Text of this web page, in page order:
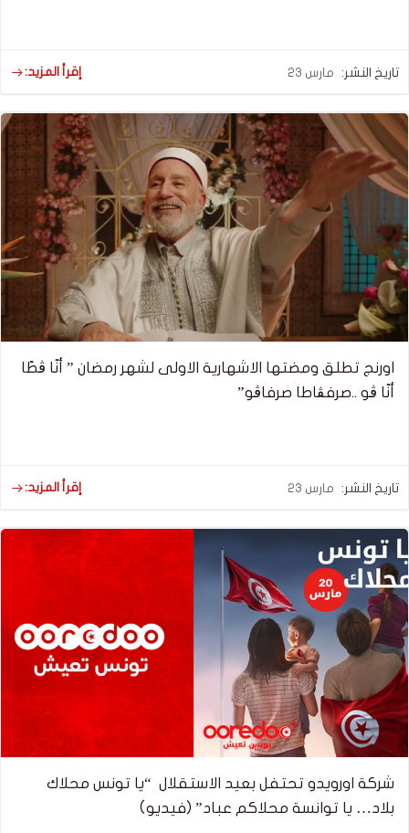
تاريخ النشر: مارس 23 إقرأ المزيد:
اورنج تطلق ومضتها الاشهارية الاولى لشهر رمضان ” أنّا ڨطّا
أنّا ڨو ..صرفڨاطا صرفاڨو”
تاريخ النشر: مارس 23 إقرأ المزيد:
شركة اورويدو تحتفل بعيد الاستقلال “يا تونس محلاك
بلاد… يا توانسة محلاكم عباد” (فيديو)